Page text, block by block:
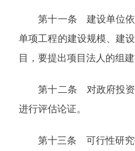
第十一条 建设单位依据
单项工程的建设规模、建
目，要提出项目法人的组建
第十二条 对政府投资建
进行评估论证。
第十三条 可行性研究报